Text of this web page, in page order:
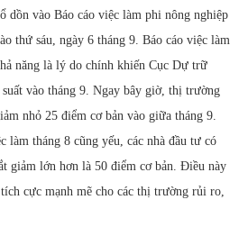
dồn vào Báo cáo việc làm phi nông nghiệp
thứ sáu, ngày 6 tháng 9. Báo cáo việc làm
năng là lý do chính khiến Cục Dự trữ
vào tháng 9. Ngay bây giờ, thị trường
nhỏ 25 điểm cơ bản vào giữa tháng 9.
làm tháng 8 cũng yếu, các nhà đầu tư có
giảm lớn hơn là 50 điểm cơ bản. Điều này
cực mạnh mẽ cho các thị trường rủi ro,